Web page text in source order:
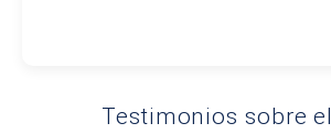
Testimonios sobre el